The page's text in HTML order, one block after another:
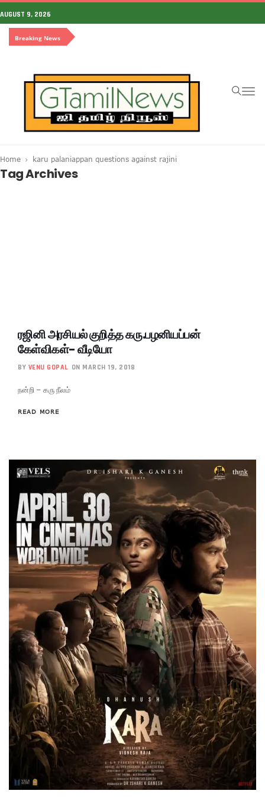
AUGUST 9, 2026
Breaking News
Home karu palaniappan questions against rajini
Tag Archives
ரஜினி அரசியல் குறித்த கரு.பழனியப்பன்
கேள்விகள்- வீடியோ
BY VENU GOPAL ON MARCH 19, 2018
நன்றி – கரு நீலம்
READ MORE